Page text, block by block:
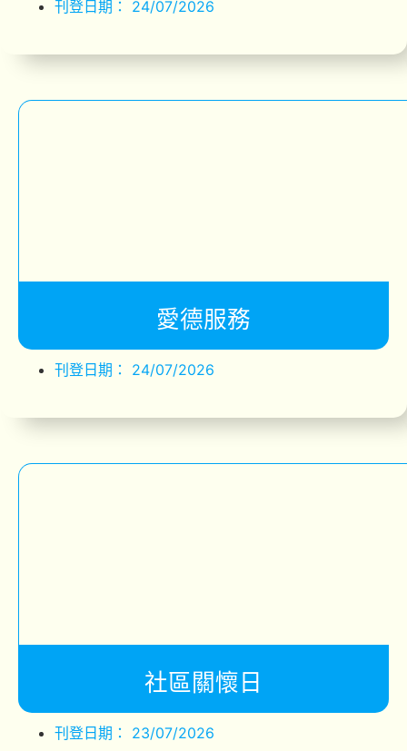
刊登日期： 24/07/2026
愛德服務
刊登日期： 24/07/2026
社區關懷日
刊登日期： 23/07/2026